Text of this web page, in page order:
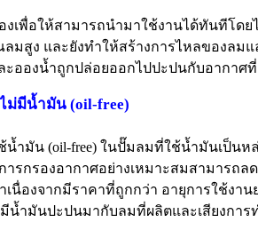
พื่อให้สามารถนำมาใช้งานได้ทันทีโดย
มสูง และยังทำให้สร้างการไหลของลม
องน้ำถูกปล่อยออกไปปะปนกับอากาศที่
ม่มีน้ำมัน (oil-free)
ำมัน (oil-free) ในปั๊มลมที่ใช้น้ำมันเป็น
รกรองอากาศอย่างเหมาะสมสามารถล
องจากมีราคาที่ถูกกว่า อายุการใช้งาน
น้ำมันปะปนมากับลมที่ผลิตและเสียงการ